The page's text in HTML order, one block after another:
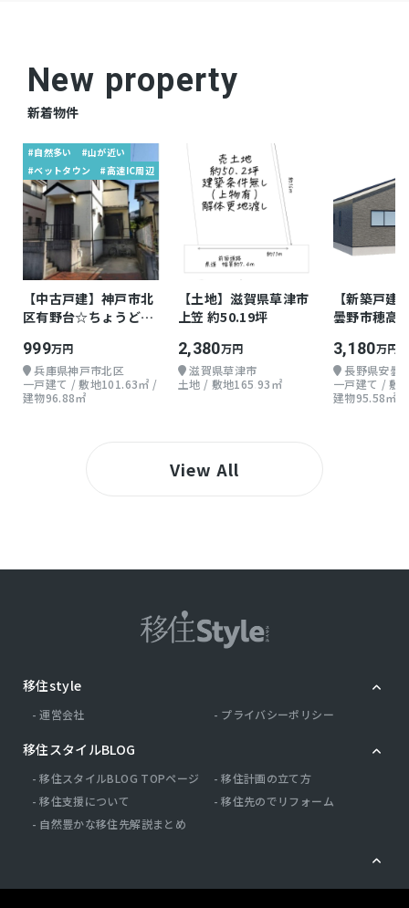
New property
新着物件
#自然多い
#山が近い
#ベットタウン
#高速IC周辺
【中古戸建】神戸市北
区有野台☆ちょうどよ
999万円
兵庫県神戸市北区
一戸建て / 敷地101.63㎡ /
建物96.88㎡
【土地】滋賀県草津市
上笠 約50.19坪
2,380万円
滋賀県草津市
土地 / 敷地165.93㎡
【新築戸建
曇野市穂高
3,180万円
長野県安曇
一戸建て / 敷
建物95.58㎡
View All
移住style
運営会社 プライバシーポリシー
移住スタイルBLOG
移住スタイルBLOG TOPページ
移住計画の立て方
移住支援について
移住先のでリフォーム
自然豊かな移住先解説まとめ